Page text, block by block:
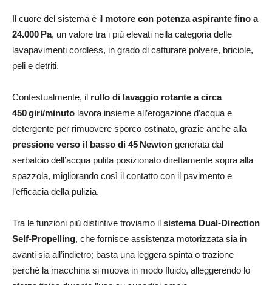
Il cuore del sistema è il motore con potenza aspirante fino a
24.000 Pa, un valore tra i più elevati nella categoria delle
lavapavimenti cordless, in grado di catturare polvere, briciole,
peli e detriti.
Contestualmente, il rullo di lavaggio rotante a circa
450 giri/minuto lavora insieme all’erogazione d’acqua e
detergente per rimuovere sporco ostinato, grazie anche alla
pressione verso il basso di 45 Newton generata dal
serbatoio dell’acqua pulita posizionato direttamente sopra alla
spazzola, migliorando così il contatto con il pavimento e
l’efficacia della pulizia.
Tra le funzioni più distintive troviamo il sistema Dual‑Direction
Self‑Propelling, che fornisce assistenza motorizzata sia in
avanti sia all’indietro; basta una leggera spinta o trazione
perché la macchina si muova in modo fluido, alleggerendo lo